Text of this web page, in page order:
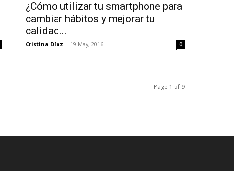
¿Cómo utilizar tu smartphone para
cambiar hábitos y mejorar tu
calidad...
Cristina Díaz - 19 May, 2016 0
Page 1 of 9